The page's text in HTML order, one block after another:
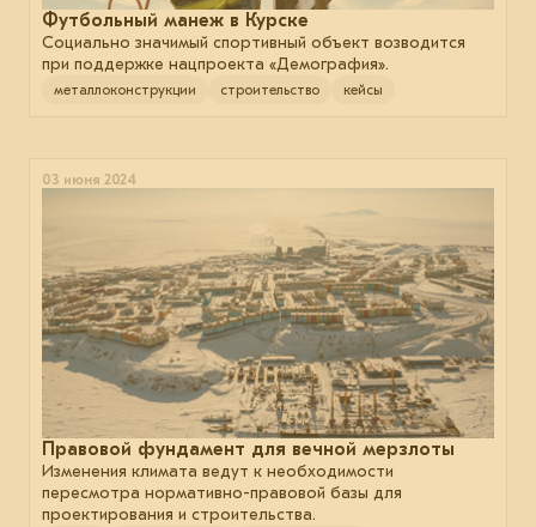
Футбольный манеж в Курске
Социально значимый спортивный объект возводится
при поддержке нацпроекта «Демография».
металлоконструкции строительство кейсы
03 июня 2024
Правовой фундамент для вечной мерзлоты
Изменения климата ведут к необходимости
пересмотра нормативно-правовой базы для
проектирования и строительства.